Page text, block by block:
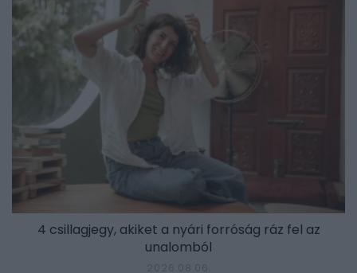
4 csillagjegy, akiket a nyári forróság ráz fel az
unalomból